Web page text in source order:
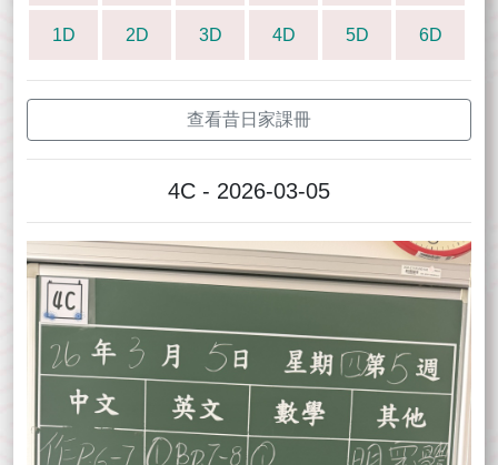
1D 2D 3D 4D 5D 6D
查看昔日家課冊
4C - 2026-03-05